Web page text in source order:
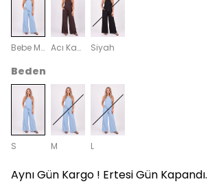
Bebe Mavisi Acı Kahve Siyah
Beden
S M L
Aynı Gün Kargo ! Ertesi Gün Kapandı.